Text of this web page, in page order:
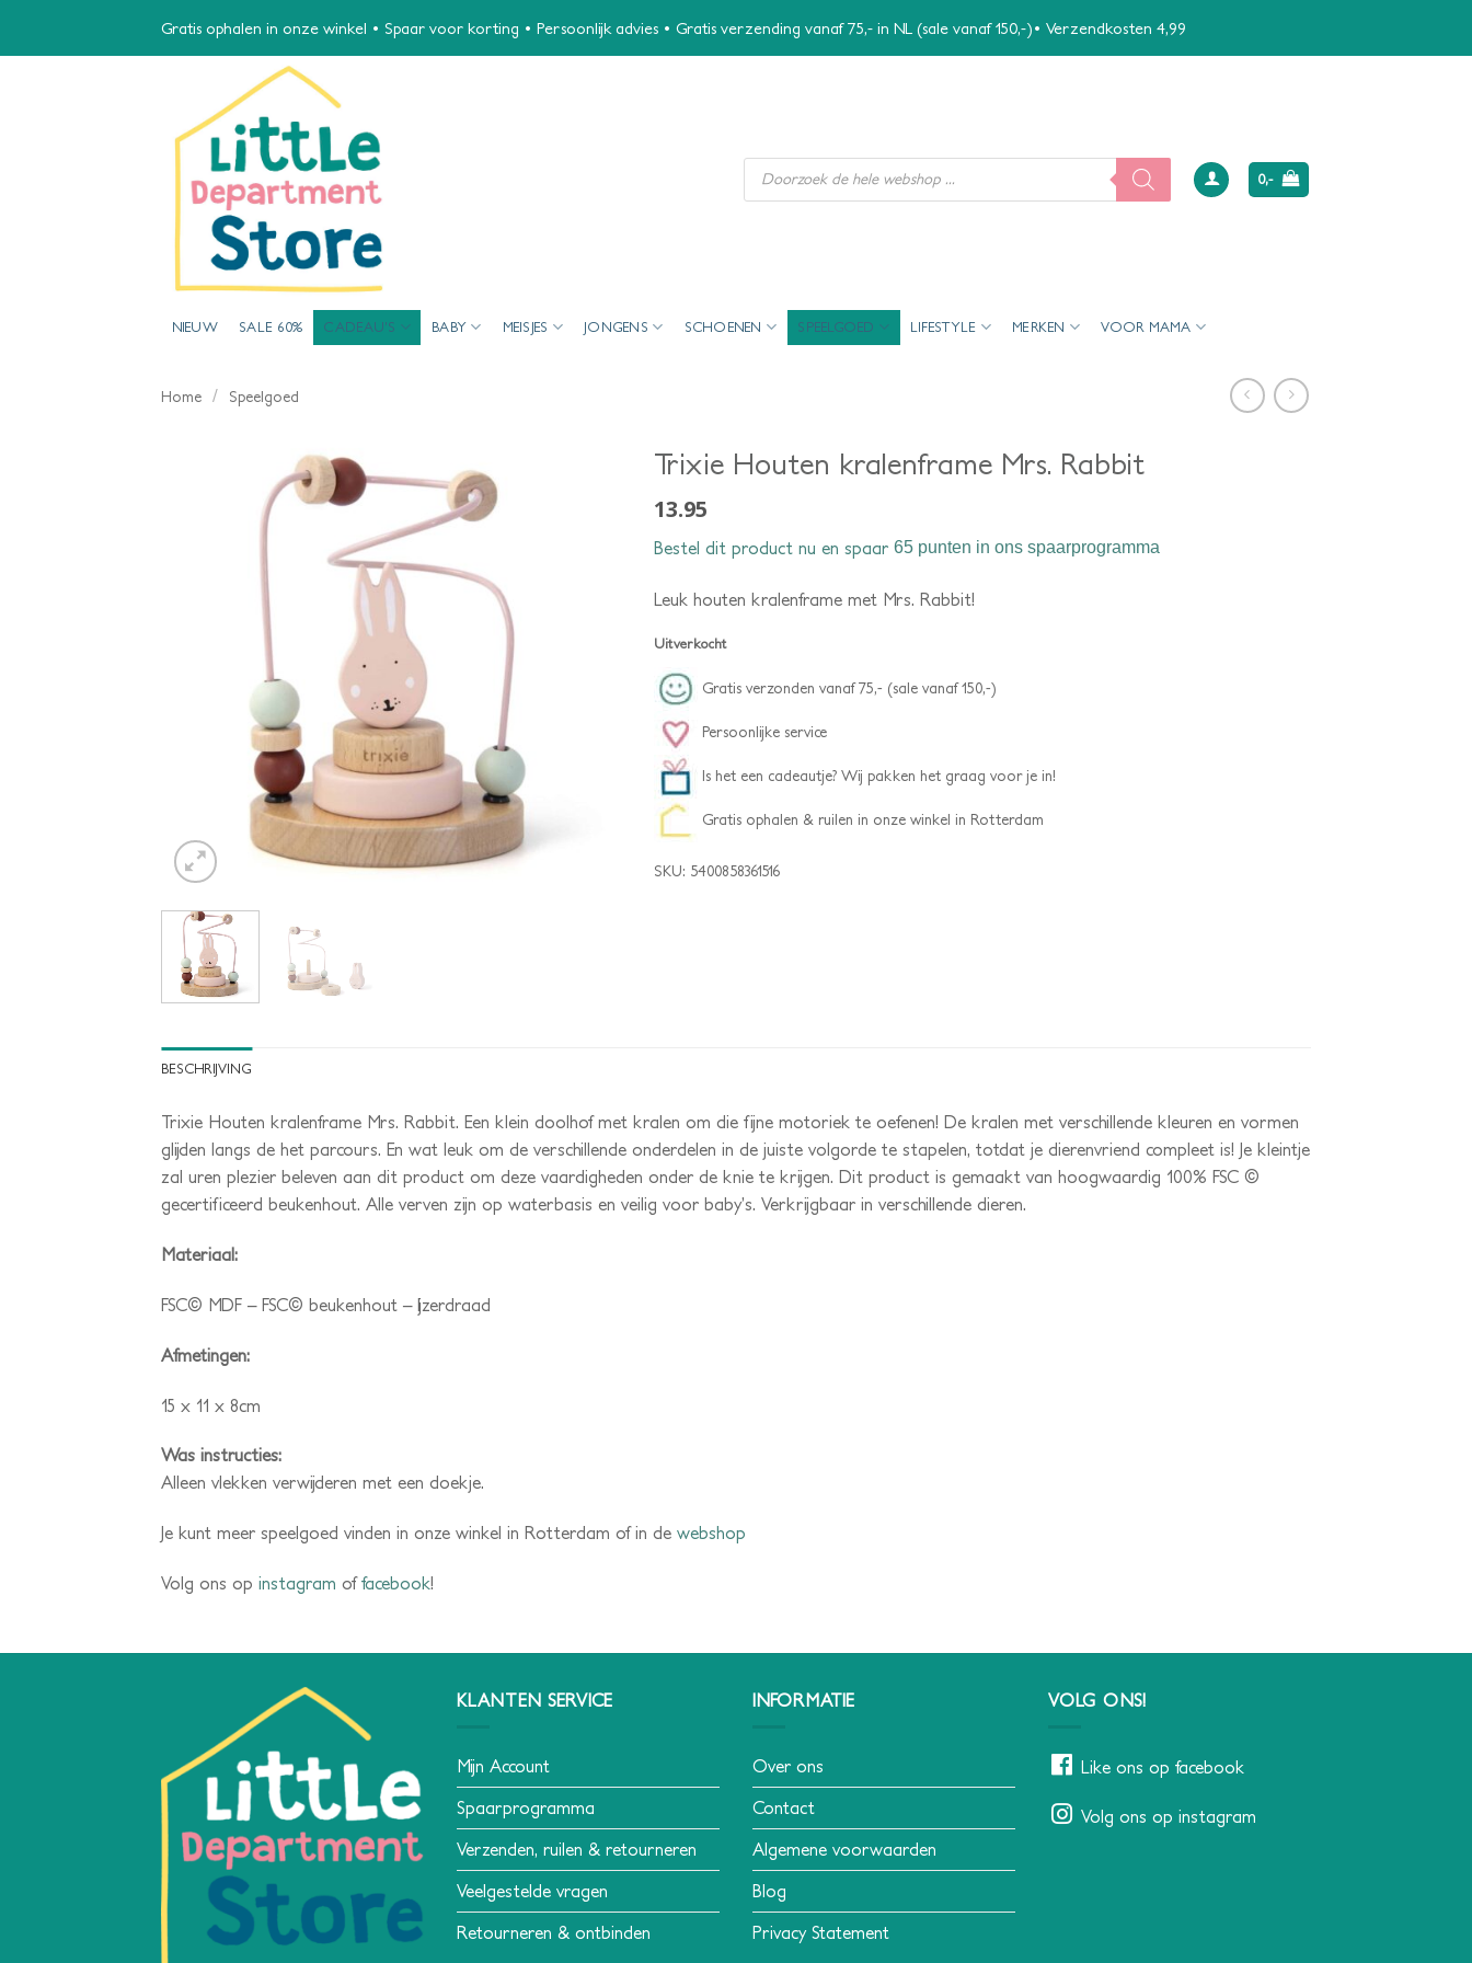
Gratis ophalen in onze winkel • Spaar voor korting • Persoonlijk advies • Gratis verzending vanaf 75,- in NL (sale vanaf 150,-)• Verzendkosten 4,99
Producten
zoeken
0,-
NIEUW SALE 60% CADEAU’S BABY MEISJES JONGENS SCHOENEN SPEELGOED LIFESTYLE MERKEN VOOR MAMA
Home / Speelgoed
Trixie Houten kralenframe Mrs. Rabbit
13.95
Bestel dit product nu en spaar 65 punten in ons spaarprogramma
Leuk houten kralenframe met Mrs. Rabbit!
Uitverkocht
Gratis verzonden vanaf 75,- (sale vanaf 150,-)
Persoonlijke service
Is het een cadeautje? Wij pakken het graag voor je in!
Gratis ophalen & ruilen in onze winkel in Rotterdam
SKU: 5400858361516
BESCHRIJVING
Trixie Houten kralenframe Mrs. Rabbit. Een klein doolhof met kralen om die fijne motoriek te oefenen! De kralen met verschillende kleuren en vormen
glijden langs de het parcours. En wat leuk om de verschillende onderdelen in de juiste volgorde te stapelen, totdat je dierenvriend compleet is! Je kleintje
zal uren plezier beleven aan dit product om deze vaardigheden onder de knie te krijgen. Dit product is gemaakt van hoogwaardig 100% FSC ©
gecertificeerd beukenhout. Alle verven zijn op waterbasis en veilig voor baby’s. Verkrijgbaar in verschillende dieren.
Materiaal:
FSC© MDF – FSC© beukenhout – Ijzerdraad
Afmetingen:
15 x 11 x 8cm
Was instructies:
Alleen vlekken verwijderen met een doekje.
Je kunt meer speelgoed vinden in onze winkel in Rotterdam of in de webshop
Volg ons op instagram offacebook!
KLANTEN SERVICE
Mijn Account
Spaarprogramma
Verzenden, ruilen & retourneren
Veelgestelde vragen
Retourneren & ontbinden
INFORMATIE
Over ons
Contact
Algemene voorwaarden
Blog
Privacy Statement
VOLG ONS!
Like ons op facebook
Volg ons op instagram